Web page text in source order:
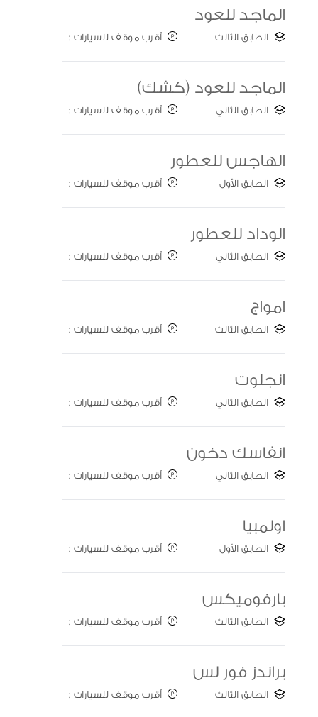
الماجد للعود
الطابق الثالث
أقرب موقف للسيارات :
الماجد للعود (كشك)
الطابق الثاني
أقرب موقف للسيارات :
الهاجس للعطور
الطابق الأول
أقرب موقف للسيارات :
الوداد للعطور
الطابق الثاني
أقرب موقف للسيارات :
امواج
الطابق الثالث
أقرب موقف للسيارات :
انجلوت
الطابق الثاني
أقرب موقف للسيارات :
انفاسك دخون
الطابق الثاني
أقرب موقف للسيارات :
اولمبيا
الطابق الأول
أقرب موقف للسيارات :
بارفوميكس
الطابق الثالث
أقرب موقف للسيارات :
براندز فور لس
الطابق الثالث
أقرب موقف للسيارات :